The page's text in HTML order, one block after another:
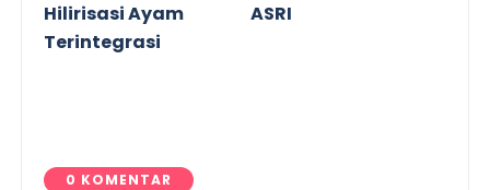
Hilirisasi Ayam
Terintegrasi
ASRI
0 KOMENTAR